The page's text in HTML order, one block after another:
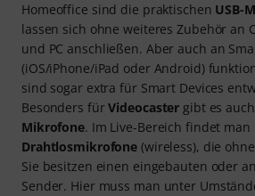
Homeoffice sind die praktischen USB-
lassen sich ohne weiteres Zubehör an
und PC anschließen. Aber auch an
(iOS/iPhone/iPad oder Android)
sind sogar extra für Smart Devices
Besonders fürVideocaster gibt es auch
Mikrofone. Im Live-Bereich findet
Drahtlosmikrofone (wireless), die
Sie besitzen einen eingebauten oder
Sender. Hier muss man unter